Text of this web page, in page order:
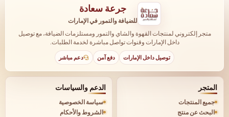
جرعة سعادة
للضيافة والتمور في الإمارات
متجر إلكتروني لمنتجات القهوة والشاي والتمور ومستلزمات الضيافة، مع توصيل
داخل الإمارات وقنوات تواصل مباشرة لخدمة الطلبات.
توصيل داخل الإمارات دفع آمن دعم مباشر
المتجر
جميع المنتجات
البحث عن منتج
الدعم والسياسات
سياسة الخصوصية
الشروط والأحكام